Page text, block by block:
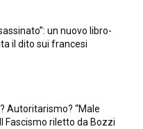
un nuovo libro-
il dito sui francesi
Autoritarismo? “Male
Fascismo riletto da Bozzi